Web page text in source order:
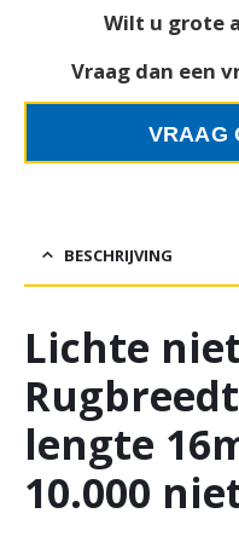
Wilt u grote
Vraag dan een
VRAAG
BESCHRIJVING
Lichte
lengte
10.000